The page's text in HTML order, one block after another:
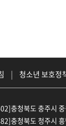
|
청소년 보호정
충청북도 충주시
충청북도 청주시